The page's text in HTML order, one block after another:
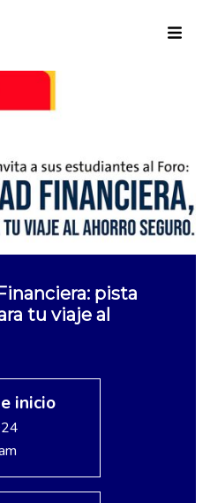
pista
tu viaje al
inicio